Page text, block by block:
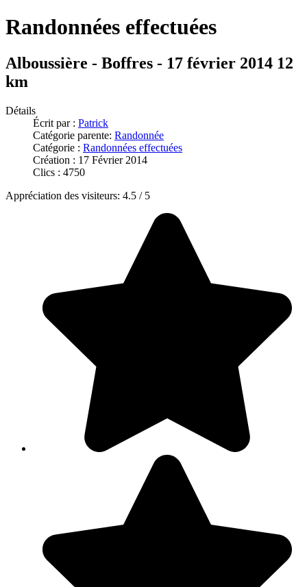
Randonnées effectuées
Alboussière - Boffres - 17 février 2014 12
km
Détails
Écrit par : Patrick
Catégorie parente: Randonnée
Catégorie : Randonnées effectuées
Création : 17 Février 2014
Clics : 4750
Appréciation des visiteurs: 4.5 / 5